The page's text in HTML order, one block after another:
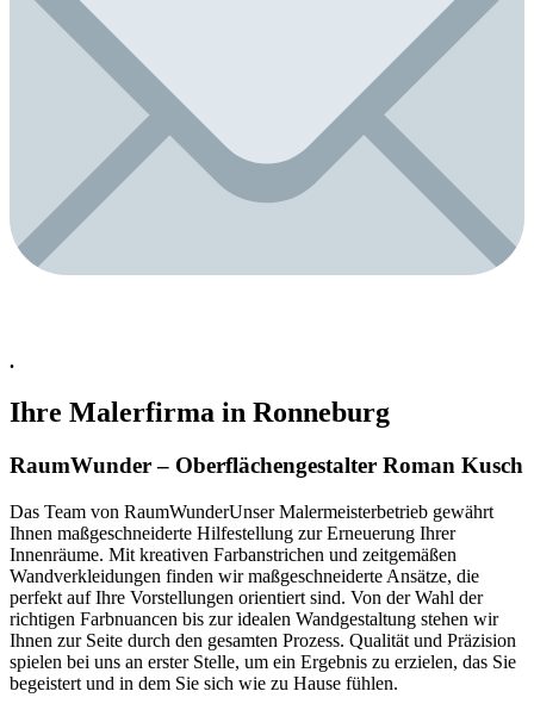
.
Ihre Malerfirma in Ronneburg
RaumWunder – Oberflächengestalter Roman Kusch
Das Team von RaumWunderUnser Malermeisterbetrieb gewährt
Ihnen maßgeschneiderte Hilfestellung zur Erneuerung Ihrer
Innenräume. Mit kreativen Farbanstrichen und zeitgemäßen
Wandverkleidungen finden wir maßgeschneiderte Ansätze, die
perfekt auf Ihre Vorstellungen orientiert sind. Von der Wahl der
richtigen Farbnuancen bis zur idealen Wandgestaltung stehen wir
Ihnen zur Seite durch den gesamten Prozess. Qualität und Präzision
spielen bei uns an erster Stelle, um ein Ergebnis zu erzielen, das Sie
begeistert und in dem Sie sich wie zu Hause fühlen.